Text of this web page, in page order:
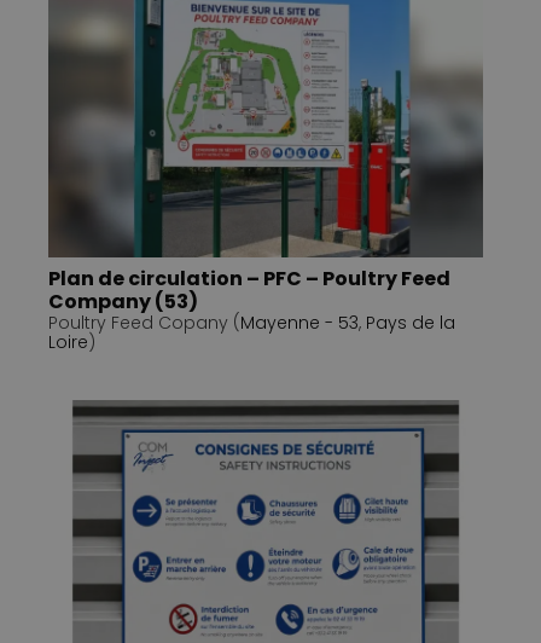
Plan de circulation – PFC – Poultry Feed
Company (53)
Poultry Feed Copany (Mayenne - 53, Pays de la
Loire)